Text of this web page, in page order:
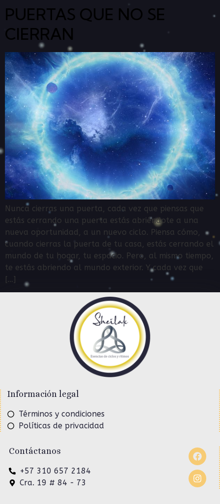
PUERTAS QUE NO SE
CIERRAN
Nunca cierras una puerta, cada vez que piensas que
estás cerrando una puerta estás abriéndote a una
nueva oportunidad, a un nuevo ciclo. Piensa cómo,
cuando cierras la puerta de tu casa, estás cerrando el
mundo de tu hogar, tu espacio. Pero, al mismo tiempo,
te estás abriendo al mundo exterior. Y cada vez que
[…]
Información legal
Términos y condiciones
Políticas de privacidad
Contáctanos
+57 310 657 2184
Cra. 19 # 84 - 73